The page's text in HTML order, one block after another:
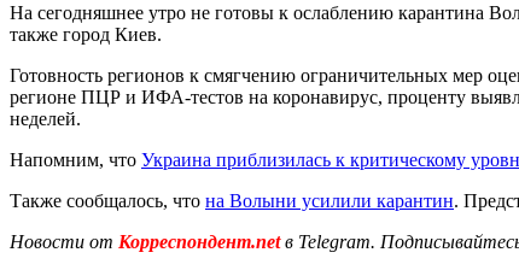
На сегодняшнее утро не готовы к ослаблению карантина
также город Киев.
Готовность регионов к смягчению ограничительных мер
регионе ПЦР и ИФА-тестов на коронавирус, проценту
неделей.
Напомним, что Украина приблизилась к критическому
Также сообщалось, что на Волыни усилили карантин.
Новости от Корреспондент.netв Telegram.